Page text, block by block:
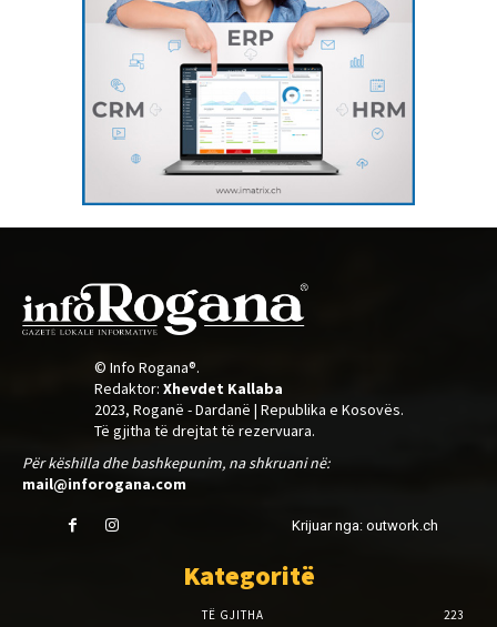
© Info Rogana®.
Redaktor: Xhevdet Kallaba
2023, Roganë - Dardanë | Republika e Kosovës.
Të gjitha të drejtat të rezervuara.
Për këshilla dhe bashkepunim, na shkruani në:
mail@inforogana.com
Krijuar nga: outwork.ch
Kategoritë
TË GJITHA
223